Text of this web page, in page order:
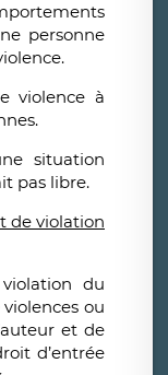
personne
violence à
situation
pas libre.
de violation
du
ou
et de
d’entrée